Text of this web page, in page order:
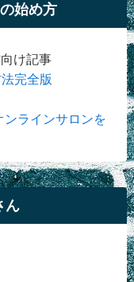
始め方
け記事
完全版
ラインサロンを
ん